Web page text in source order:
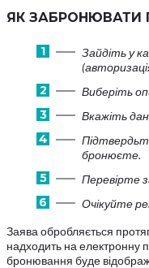
ЯК ЗАБРОНЮВАТИ
Зайдіть у
Виберіть
Вкажіть
бронюєте.
Перевірте
Очікуйте
Заява обробляється
надходить на електронну
бронювання буде